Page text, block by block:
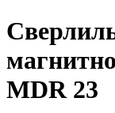
MDR 23